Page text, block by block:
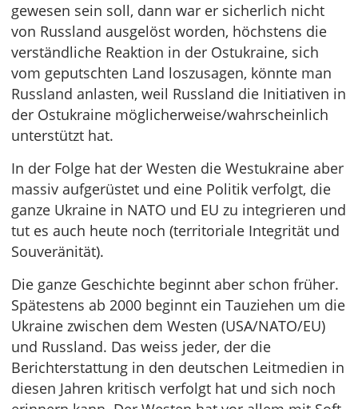
gewesen sein soll, dann war er sicherlich nicht
von Russland ausgelöst worden, höchstens die
verständliche Reaktion in der Ostukraine, sich
vom geputschten Land loszusagen, könnte man
Russland anlasten, weil Russland die Initiativen in
der Ostukraine möglicherweise/wahrscheinlich
unterstützt hat.
In der Folge hat der Westen die Westukraine aber
massiv aufgerüstet und eine Politik verfolgt, die
ganze Ukraine in NATO und EU zu integrieren und
tut es auch heute noch (territoriale Integrität und
Souveränität).
Die ganze Geschichte beginnt aber schon früher.
Spätestens ab 2000 beginnt ein Tauziehen um die
Ukraine zwischen dem Westen (USA/NATO/EU)
und Russland. Das weiss jeder, der die
Berichterstattung in den deutschen Leitmedien in
diesen Jahren kritisch verfolgt hat und sich noch